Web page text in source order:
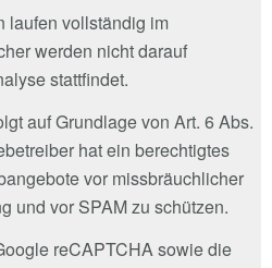
laufen vollständig im
werden nicht darauf
stattfindet.
auf Grundlage von Art. 6 Abs.
hat ein berechtigtes
vor missbräuchlicher
und vor SPAM zu schützen.
reCAPTCHA sowie die